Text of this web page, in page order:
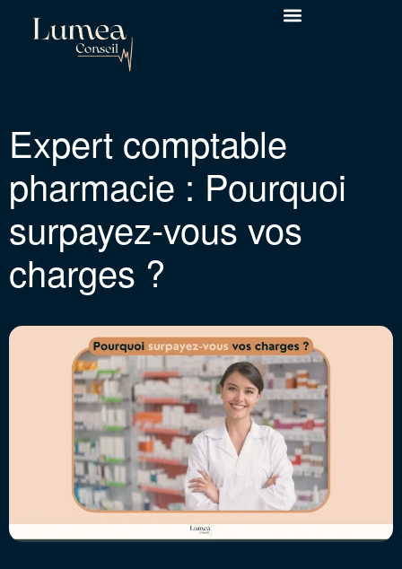
Expert comptable
pharmacie : Pourquoi
surpayez-vous vos
charges ?